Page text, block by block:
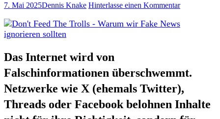
7. Mai 2025Dennis Knake Hinterlasse einen Kommentar
Das Internet wird von
Falschinformationen überschwemmt.
Netzwerke wie X (ehemals Twitter),
Threads oder Facebook belohnen Inhalte